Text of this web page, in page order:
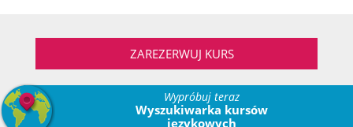
ZAREZERWUJ KURS
Wypróbuj teraz
Wyszukiwarka kursów
językowych